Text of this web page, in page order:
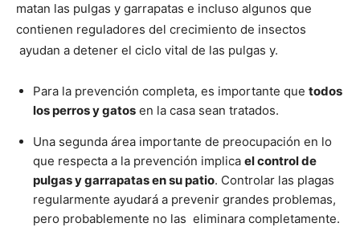
matan las pulgas y garrapatas e incluso algunos que
contienen reguladores del crecimiento de insectos
ayudan a detener el ciclo vital de las pulgas y.
Para la prevención completa, es importante que todos
los perros y gatos en la casa sean tratados.
Una segunda área importante de preocupación en lo
que respecta a la prevención implica el control de
pulgas y garrapatas en su patio. Controlar las plagas
regularmente ayudará a prevenir grandes problemas,
pero probablemente no las eliminara completamente.